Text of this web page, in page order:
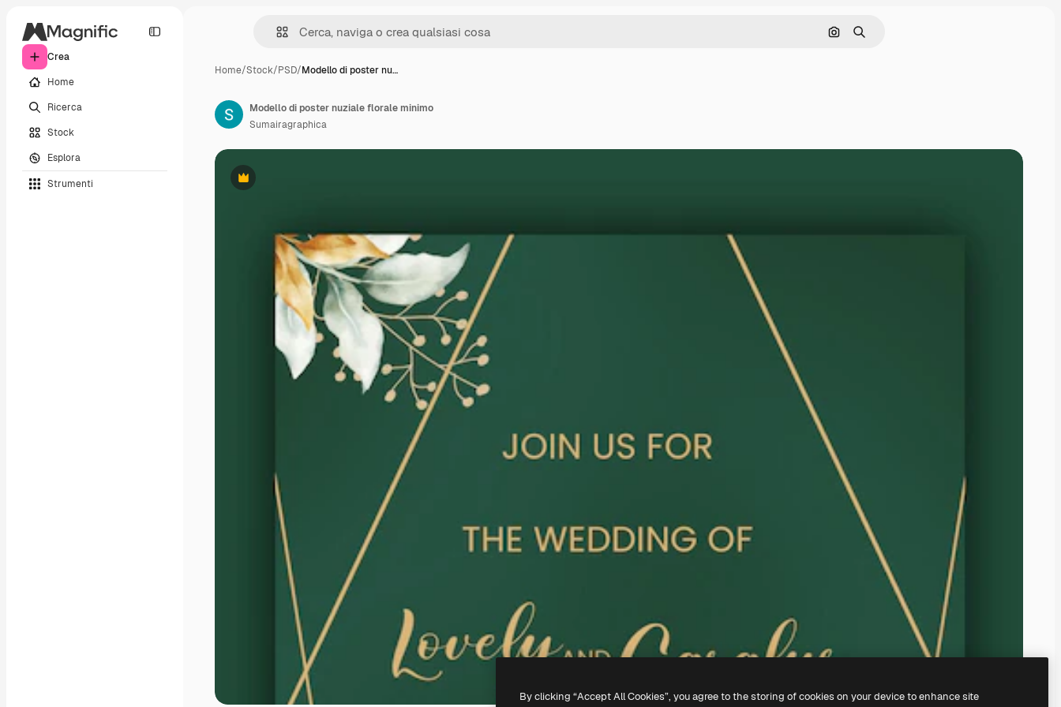
Crea
Home
Ricerca
Stock
Esplora
Strumenti
Cerca per immagine
Ricerca
Home/Stock/PSD/Modello di poster nu…
Premium
Modello di poster nuziale florale minimo
Sumairagraphica
By clicking “Accept All Cookies”, you agree to the storing of cookies on your device to enhance site